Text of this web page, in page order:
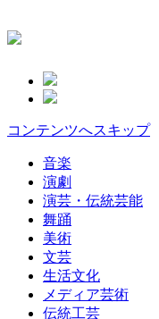
コンテンツへスキップ
音楽
演劇
演芸・伝統芸能
舞踊
美術
文芸
生活文化
メディア芸術
伝統工芸